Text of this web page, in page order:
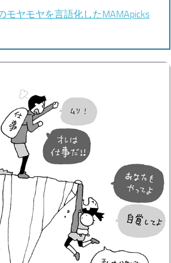
ヤモヤを言語化したMAMApicks